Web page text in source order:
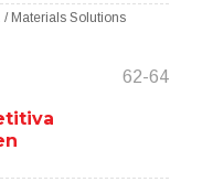
/ Materials Solutions
62-64